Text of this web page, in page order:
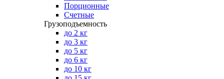
Порционные
Счетные
Грузоподъемность
до 2 кг
до 3 кг
до 5 кг
до 6 кг
до 10 кг